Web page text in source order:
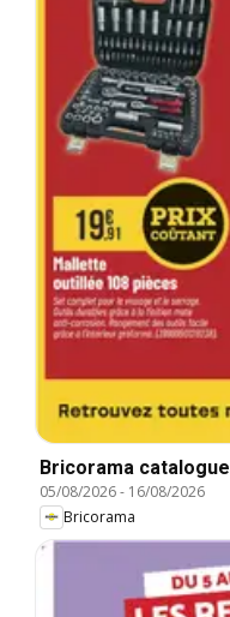
Bricorama catalogue
05/08/2026- 16/08/2026
Bricorama